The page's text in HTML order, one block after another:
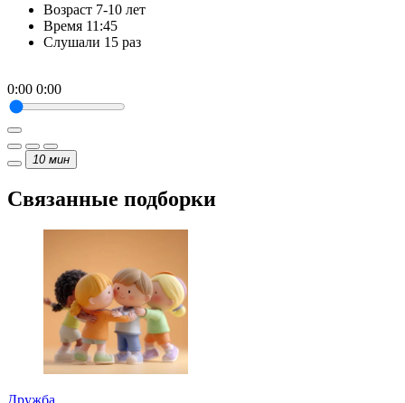
Возраст 7-10 лет
Время 11:45
Слушали 15 раз
0:00 0:00
10 мин
Связанные подборки